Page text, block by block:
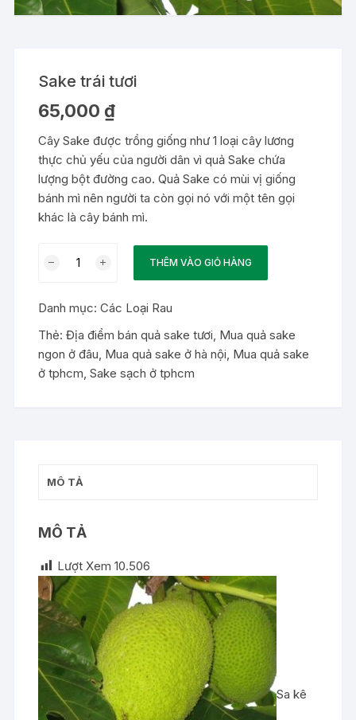
Sake trái tươi
65,000 ₫
Cây Sake được trồng giống như 1 loại cây lương
thực chủ yếu của người dân vì quả Sake chứa
lượng bột đường cao. Quả Sake có mùi vị giống
bánh mì nên người ta còn gọi nó với một tên gọi
khác là cây bánh mì.
số
lượng
THÊM VÀO GIỎ HÀNG
Danh mục:Các Loại Rau
Thẻ:Địa điểm bán quả sake tươi, Mua quả sake
ngon ở đâu, Mua quả sake ở hà nội, Mua quả sake
ở tphcm,Sake sạch ở tphcm
MÔ TẢ
MÔ TẢ
Lượt Xem 10.506
Sa kê